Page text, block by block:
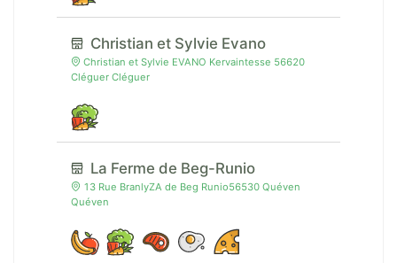
Christian et Sylvie Evano
Christian et Sylvie EVANO Kervaintesse 56620
Cléguer Cléguer
La Ferme de Beg-Runio
13 Rue BranlyZA de Beg Runio56530 Quéven
Quéven